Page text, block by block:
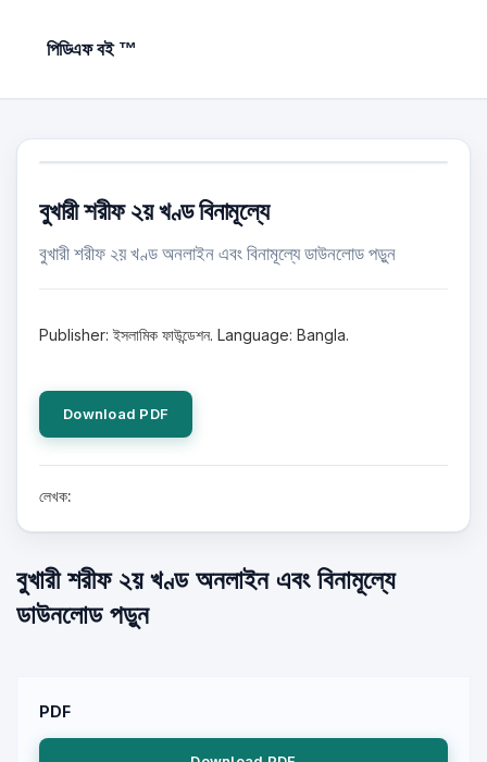
পিডিএফ বই ™
বুখারী শরীফ ২য় খণ্ড বিনামূল্যে
বুখারী শরীফ ২য় খণ্ড অনলাইন এবং বিনামূল্যে ডাউনলোড পড়ুন
Publisher: ইসলামিক ফাউন্ডেশন. Language: Bangla.
Download PDF
লেখক:
বুখারী শরীফ ২য় খণ্ড অনলাইন এবং বিনামূল্যে
ডাউনলোড পড়ুন
PDF